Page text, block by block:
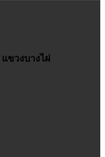
ขวงบางไผ่